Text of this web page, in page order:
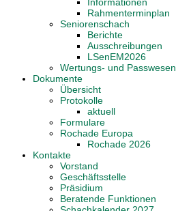
Rahmenterminplan
Seniorenschach
Berichte
Ausschreibungen
LSenEM2026
Wertungs- und Passwesen
Dokumente
Übersicht
Protokolle
aktuell
Formulare
Rochade Europa
Rochade 2026
Kontakte
Vorstand
Geschäftsstelle
Präsidium
Beratende Funktionen